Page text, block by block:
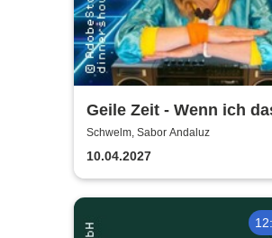
Geile Zeit - Wenn ich
gewusst hätte
Schwelm, Sabor Andaluz
10.04.2027